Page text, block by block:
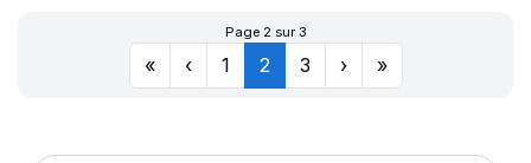
Page 2 sur 3
« ‹ 1 2 3 › »